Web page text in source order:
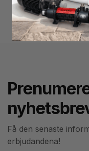
Få den senaste
erbjudandena!